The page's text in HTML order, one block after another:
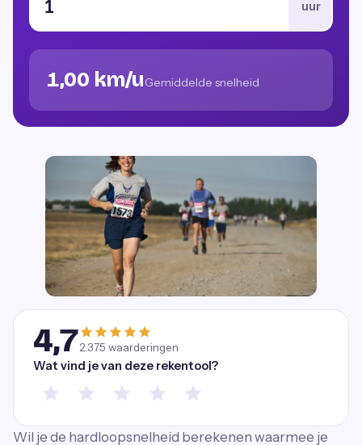
uur
1,00 km/uGemiddelde snelheid
4,72.375 waarderingen
Wat vind je van deze rekentool?
Wil je de hardloopsnelheid berekenen waarmee je